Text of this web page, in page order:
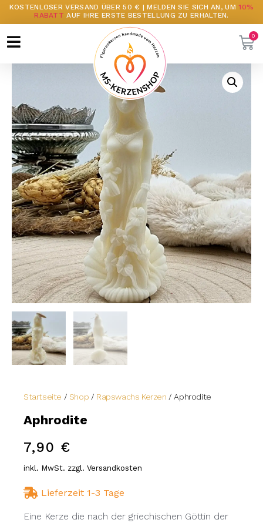
KOSTENLOSER VERSAND ÜBER 50 € | MELDEN SIE SICH AN, UM10%
RABATT AUF IHRE ERSTE BESTELLUNG ZU ERHALTEN.
Startseite / Shop / Rapswachs Kerzen / Aphrodite
Aphrodite
7,90 €
inkl. MwSt. zzgl. Versandkosten
Lieferzeit 1-3 Tage
Eine Kerze die nach der griechischen Göttin der